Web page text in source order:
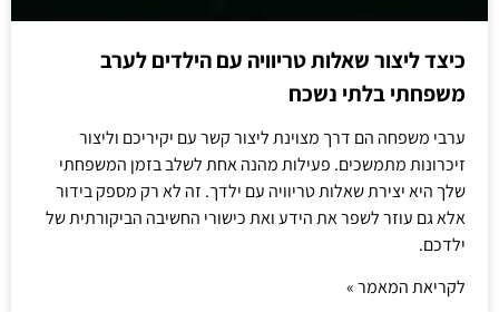
כיצד ליצור שאלות טריוויה עם הילדים לערב
משפחתי בלתי נשכח
ערבי משפחה הם דרך מצוינת ליצור קשר עם יקיריכם וליצור
זיכרונות מתמשכים. פעילות מהנה אחת לשלב בזמן המשפחתי
שלך היא יצירת שאלות טריוויה עם ילדך. זה לא רק מספק בידור
אלא גם עוזר לשפר את הידע ואת כישורי החשיבה הביקורתית של
ילדכם.
לקריאת המאמר »